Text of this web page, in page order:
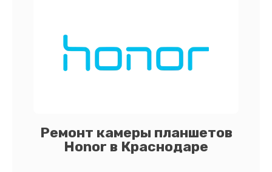
Ремонт камеры планшетов
Honor в Краснодаре